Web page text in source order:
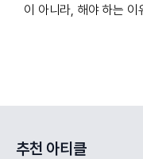
이 아니라, 해야 하는 이
추천 아티클